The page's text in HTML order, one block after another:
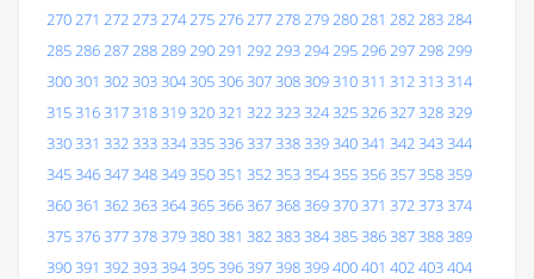
270271 272273274275276277278279280281 282283284
285286287288289290291 292293294295296297298299
300301 302303304305306307308309310311 312313314
315316317318319320321 322323324325326327328329
330331 332333334335336337338339340341 342343344
345346347348349350351 352353354355356357358359
360361 362363364365366367368369370371 372373374
375376377378379380381 382383384385386387388389
390391 392393394395396397398399400401 402403404